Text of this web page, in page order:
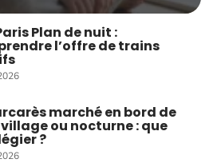
Plan de nuit :
l’offre de trains
marché en bord de
ou nocturne : que
?